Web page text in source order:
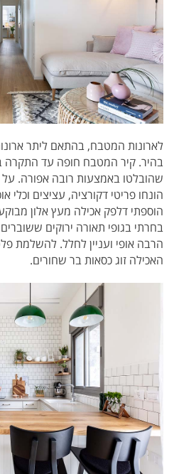
לארונות המטבח, בהתאם ליתר
בהיר. קיר המטבח חופה עד התקרה
שהובלטו באמצעות רובה אפורה.
הונחו פריטי דקורציה, עציצים וכלי
הוספתי דלפק אכילה מעץ אלון
בחרתי בגופי תאורה ירוקים
הרבה אופי ועניין לחלל. להשלמת
האכילה זוג כסאות בר שחורים.